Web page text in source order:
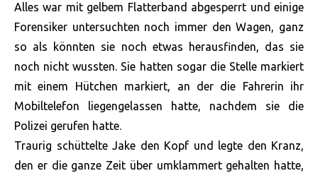
Alles war mit gelbem Flatterband abgesperrt und einige
Forensiker untersuchten noch immer den Wagen, ganz
so als könnten sie noch etwas herausfinden, das sie
noch nicht wussten. Sie hatten sogar die Stelle markiert
mit einem Hütchen markiert, an der die Fahrerin ihr
Mobiltelefon liegengelassen hatte, nachdem sie die
Polizei gerufen hatte.
Traurig schüttelte Jake den Kopf und legte den Kranz,
den er die ganze Zeit über umklammert gehalten hatte,